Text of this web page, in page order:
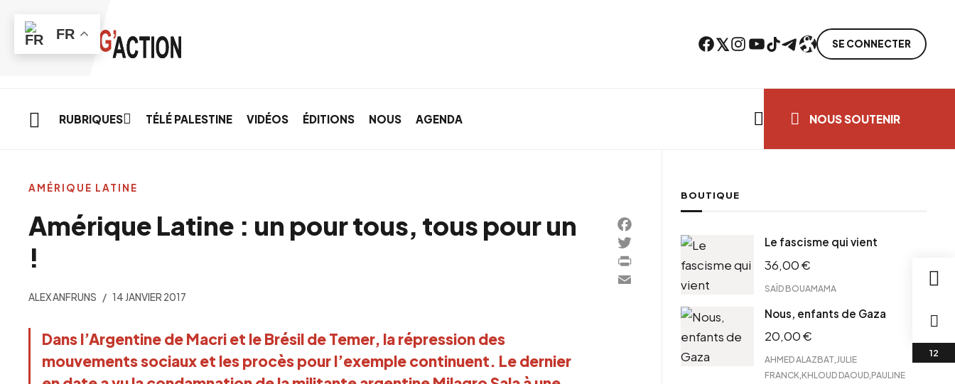
Facebook Twitter Instagram YouTube TikTok TelegramLien SE CONNECTER
RUBRIQUES TÉLÉ PALESTINE VIDÉOS ÉDITIONS NOUS AGENDA NOUS SOUTENIR
Amérique Latine : un pour tous, tous pour un
!
ALEX ANFRUNS 14 JANVIER 2017
Dans l’Argentine de Macri et le Brésil de Temer, la répression des
mouvements sociaux et les procès pour l’exemple continuent. Le dernier
AMÉRIQUE LATINE
Facebook
Twitter
PrintFriendly
Email
BOUTIQUE
Le fascisme qui vient
36,00€
SAÏD BOUAMAMA
Nous, enfants de Gaza
20,00€
AHMED ALAZBAT JULIE
FRANCK KHLOUD DAOUD PAULINE
FR